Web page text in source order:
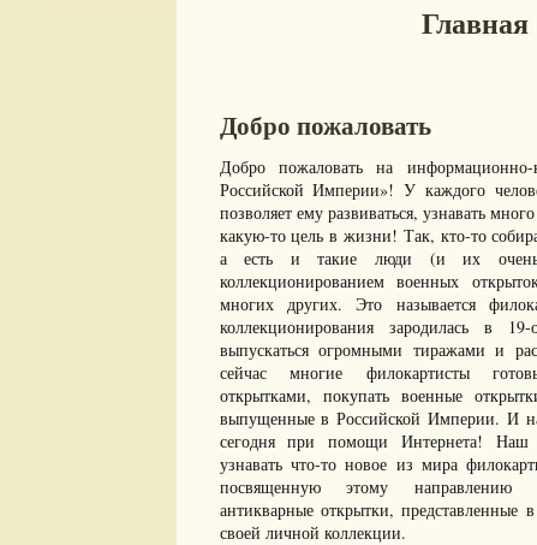
Главная
Добро пожаловать
Добро пожаловать на информационно-
Российской Империи»! У каждого
позволяет ему развиваться, узнавать
какую-то цель в жизни! Так, кто-то
а есть и такие люди (и их очень
коллекционированием военных
многих других. Это называется
коллекционирования зародилась в
выпускаться огромными тиражами и
сейчас многие филокартисты
открытками, покупать военные
выпущенные в Российской Империи. И
сегодня при помощи Интернета! Наш
узнавать что-то новое из мира
посвященную этому направлению
антикварные открытки, представленные
своей личной коллекции.